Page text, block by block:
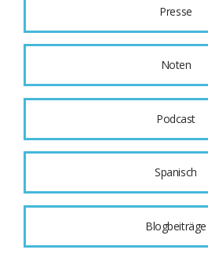
Presse
Noten
Podcast
Spanisch
Blogbeiträge